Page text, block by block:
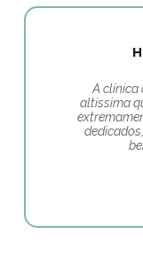
A clínica
altíssima